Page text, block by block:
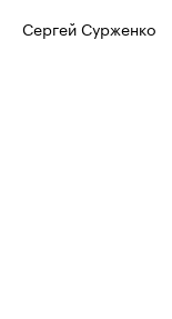
Сергей Сурженко